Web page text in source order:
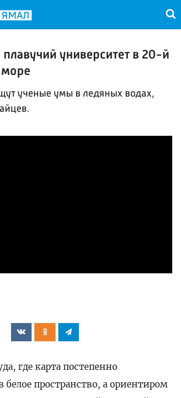
плавучий университет в 20-й
ученые умы в ледяных водах,
где карта постепенно
белое пространство, а ориентиром